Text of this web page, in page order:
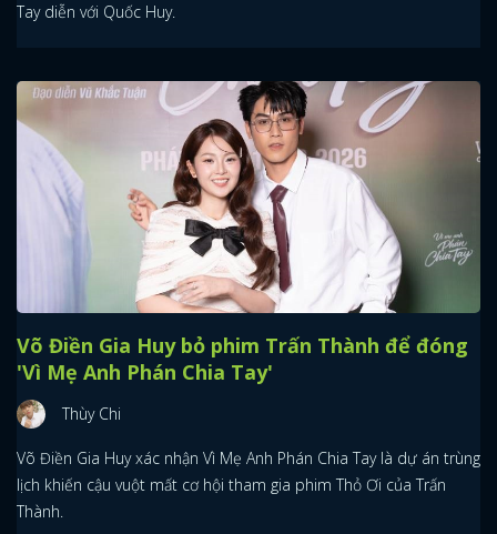
x
Tay diễn với Quốc Huy.
Võ Điền Gia Huy bỏ phim Trấn Thành để đóng
'Vì Mẹ Anh Phán Chia Tay'
Thùy Chi
Võ Điền Gia Huy xác nhận Vì Mẹ Anh Phán Chia Tay là dự án trùng
lịch khiến cậu vuột mất cơ hội tham gia phim Thỏ Ơi của Trấn
Thành.